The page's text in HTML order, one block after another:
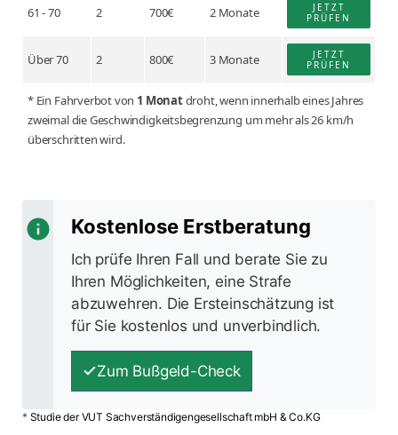
61 - 70 2 700€ 2 Monate
JETZT
PRÜFEN
Über 70 2 800€ 3 Monate
JETZT
PRÜFEN
* Ein Fahrverbot von 1 Monatdroht, wenn innerhalb eines Jahres
zweimal die Geschwindigkeitsbegrenzung um mehr als 26 km/h
überschritten wird.
Kostenlose Erstberatung
Ich prüfe Ihren Fall und berate Sie zu
Ihren Möglichkeiten, eine Strafe
abzuwehren. Die Ersteinschätzung ist
für Sie kostenlos und unverbindlich.
Zum Bußgeld-Check
* Studie der VUT Sachverständigengesellschaft mbH & Co.KG